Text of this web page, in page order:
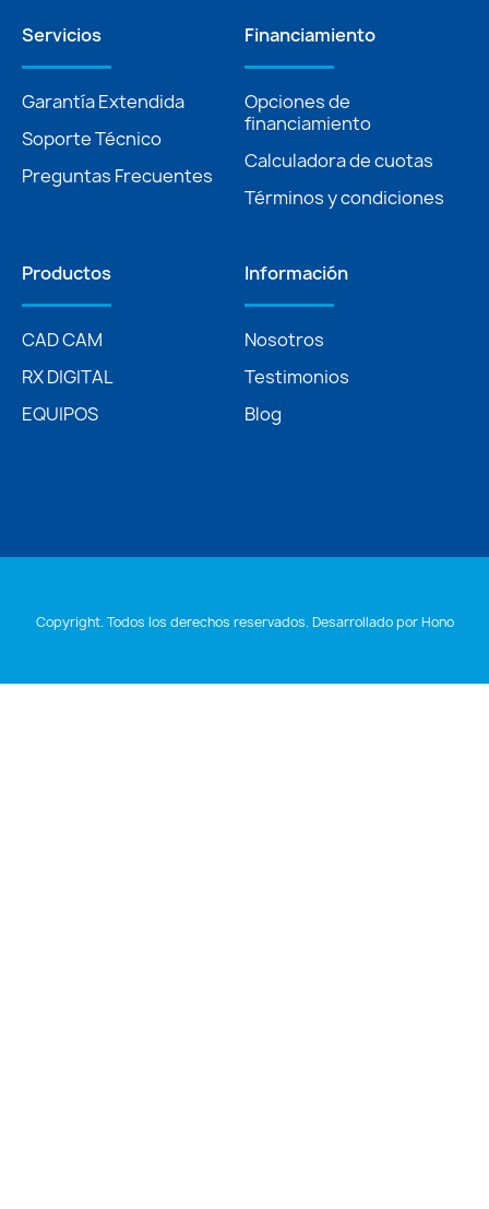
Servicios
Garantía Extendida
Soporte Técnico
Preguntas Frecuentes
Financiamiento
Opciones de
financiamiento
Calculadora de cuotas
Términos y condiciones
Productos
CAD CAM
RX DIGITAL
EQUIPOS
Información
Nosotros
Testimonios
Blog
Copyright. Todos los derechos reservados. Desarrollado porHono